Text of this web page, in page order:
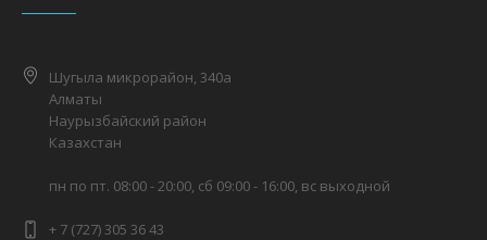
Шугыла микрорайон, 340а
Алматы
Наурызбайский район
Казахстан
пн по пт. 08:00 - 20:00, сб 09:00 - 16:00, вс выходной
+ 7 (727) 305 36 43